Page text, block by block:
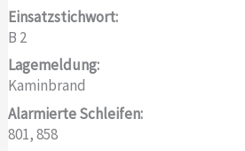
Einsatzstichwort:
B 2
Lagemeldung:
Kaminbrand
Alarmierte Schleifen:
801, 858